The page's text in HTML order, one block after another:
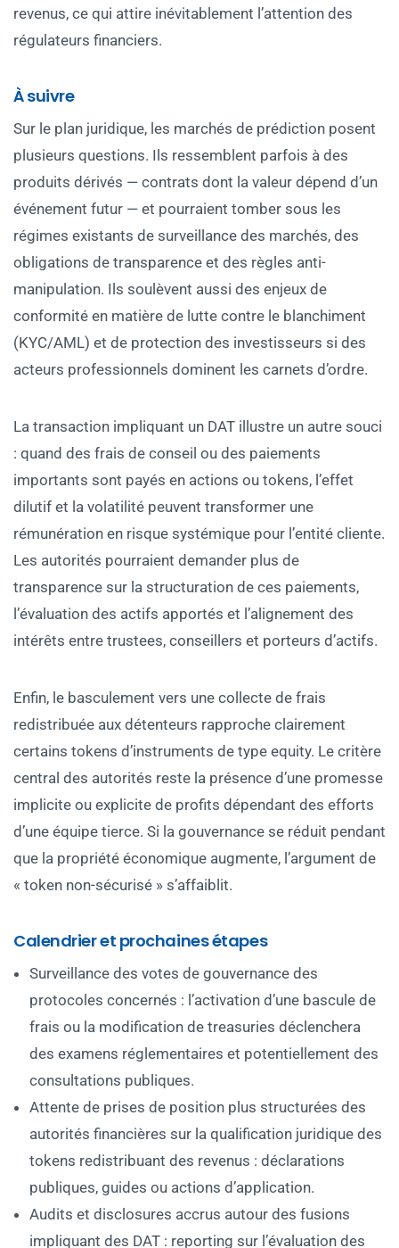
revenus, ce qui attire inévitablement l’attention des
régulateurs financiers.
À suivre
Sur le plan juridique, les marchés de prédiction posent
plusieurs questions. Ils ressemblent parfois à des
produits dérivés — contrats dont la valeur dépend d’un
événement futur — et pourraient tomber sous les
régimes existants de surveillance des marchés, des
obligations de transparence et des règles anti-
manipulation. Ils soulèvent aussi des enjeux de
conformité en matière de lutte contre le blanchiment
(KYC/AML) et de protection des investisseurs si des
acteurs professionnels dominent les carnets d’ordre.
La transaction impliquant un DAT illustre un autre souci
: quand des frais de conseil ou des paiements
importants sont payés en actions ou tokens, l’effet
dilutif et la volatilité peuvent transformer une
rémunération en risque systémique pour l’entité cliente.
Les autorités pourraient demander plus de
transparence sur la structuration de ces paiements,
l’évaluation des actifs apportés et l’alignement des
intérêts entre trustees, conseillers et porteurs d’actifs.
Enfin, le basculement vers une collecte de frais
redistribuée aux détenteurs rapproche clairement
certains tokens d’instruments de type equity. Le critère
central des autorités reste la présence d’une promesse
implicite ou explicite de profits dépendant des efforts
d’une équipe tierce. Si la gouvernance se réduit pendant
que la propriété économique augmente, l’argument de
« token non-sécurisé » s’affaiblit.
Calendrier et prochaines étapes
Surveillance des votes de gouvernance des
protocoles concernés : l’activation d’une bascule de
frais ou la modification de treasuries déclenchera
des examens réglementaires et potentiellement des
consultations publiques.
Attente de prises de position plus structurées des
autorités financières sur la qualification juridique des
tokens redistribuant des revenus : déclarations
publiques, guides ou actions d’application.
Audits et disclosures accrus autour des fusions
impliquant des DAT : reporting sur l’évaluation des